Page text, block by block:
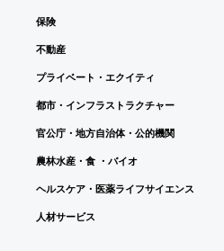
保険
不動産
プライベート・エクイティ
都市・インフラストラクチャー
官公庁・地方自治体・公的機関
農林水産・食 ・バイオ
ヘルスケア・医薬ライフサイエンス
人材サービス